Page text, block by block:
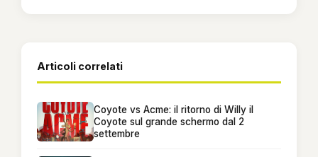
Articoli correlati
Coyote vs Acme: il ritorno di Willy il
Coyote sul grande schermo dal 2
settembre